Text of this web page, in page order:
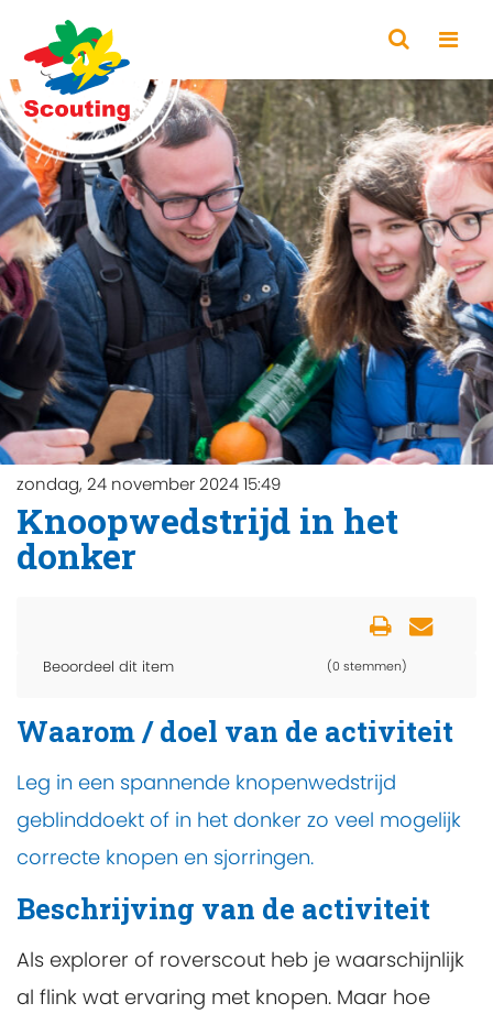
zondag, 24 november 2024 15:49
Knoopwedstrijd in het
donker
Beoordeel dit item (0 stemmen)
Waarom / doel van de activiteit
Leg in een spannende knopenwedstrijd
geblinddoekt of in het donker zo veel mogelijk
correcte knopen en sjorringen.
Beschrijving van de activiteit
Als explorer of roverscout heb je waarschijnlijk
al flink wat ervaring met knopen. Maar hoe